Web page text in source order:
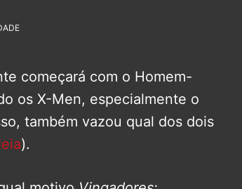
começará com o Homem-
os X-Men, especialmente o
também vazou qual dos dois
).